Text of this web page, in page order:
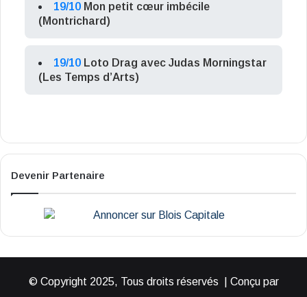
19/10 Mon petit cœur imbécile
(Montrichard)
19/10 Loto Drag avec Judas Morningstar
(Les Temps d’Arts)
Devenir Partenaire
© Copyright 2025, Tous droits réservés | Conçu par